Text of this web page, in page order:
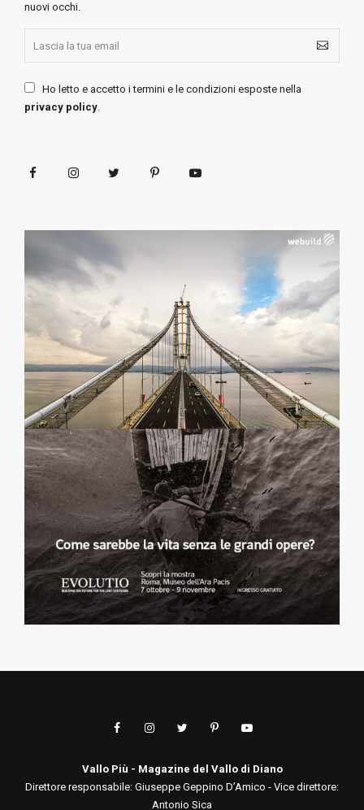
nuovi occhi.
Ho letto e accetto i termini e le condizioni esposte nella
privacy policy.
Vallo Più - Magazine del Vallo di Diano
Direttore responsabile: Giuseppe Geppino D’Amico - Vice direttore:
Antonio Sica